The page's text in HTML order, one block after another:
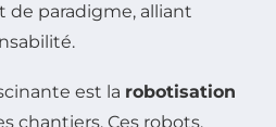
paradigme, alliant
est la robotisation
chantiers. Ces robots,